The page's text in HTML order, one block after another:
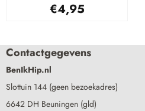
€4,95
Contactgegevens
BenIkHip.nl
Slottuin 144 (geen bezoekadres)
6642 DH Beuningen (gld)